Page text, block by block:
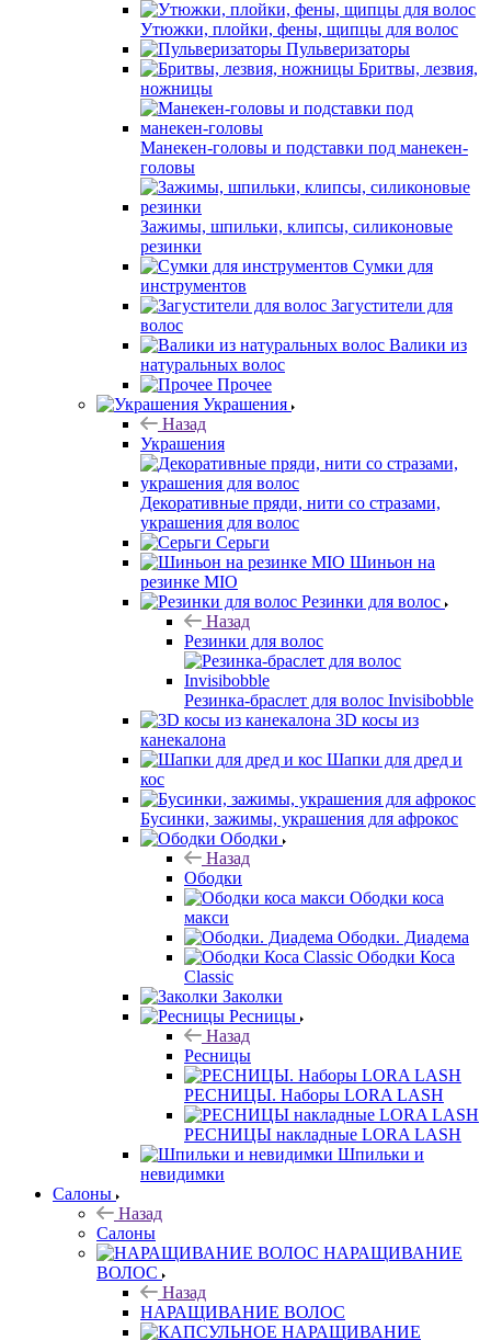
Утюжки, плойки, фены, щипцы для волос
Пульверизаторы
Бритвы, лезвия,
ножницы
Манекен-головы и подставки под манекен-
головы
Зажимы, шпильки, клипсы, силиконовые
резинки
Сумки для
инструментов
Загустители для
волос
Валики из
натуральных волос
Прочее
Украшения
Назад
Украшения
Декоративные пряди, нити со стразами,
украшения для волос
Серьги
Шиньон на
резинке MIO
Резинки для волос
Назад
Резинки для волос
Резинка-браслет для волос Invisibobble
3D косы из
канекалона
Шапки для дред и
кос
Бусинки, зажимы, украшения для афрокос
Ободки
Назад
Ободки
Ободки коса
макси
Ободки. Диадема
Ободки Коса
Classic
Заколки
Ресницы
Назад
Ресницы
РЕСНИЦЫ. Наборы LORA LASH
РЕСНИЦЫ накладные LORA LASH
Шпильки и
невидимки
Салоны
Назад
Салоны
НАРАЩИВАНИЕ
ВОЛОС
Назад
НАРАЩИВАНИЕ ВОЛОС